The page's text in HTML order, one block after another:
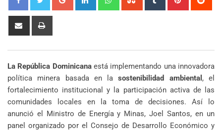
Share
La República Dominicanaestá implementando una innovadora
política minera basada en lasostenibilidad ambiental , el
fortalecimiento institucional y la participación activa de las
comunidades locales en la toma de decisiones. Así lo
anunció el Ministro de Energía y Minas, Joel Santos, en un
panel organizado por el Consejo de Desarrollo Económico y